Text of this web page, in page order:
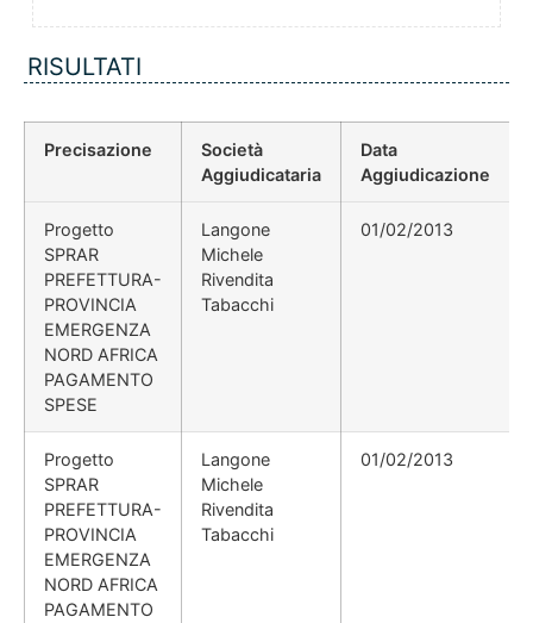
RISULTATI
Precisazione
Società
Aggiudicataria
Data
Aggiudicazione
Progetto
SPRAR
PREFETTURA-
PROVINCIA
EMERGENZA
NORD AFRICA
PAGAMENTO
SPESE
Langone
Michele
Rivendita
Tabacchi
01/02/2013
Progetto
SPRAR
PREFETTURA-
PROVINCIA
EMERGENZA
NORD AFRICA
PAGAMENTO
Langone
Michele
Rivendita
Tabacchi
01/02/2013